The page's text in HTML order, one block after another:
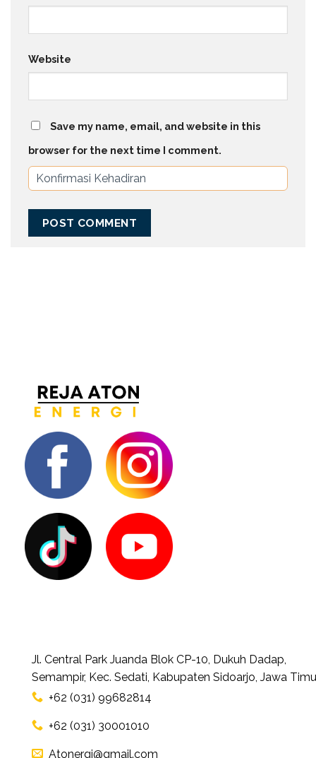
Website
Save my name, email, and website in this
browser for the next time I comment.
Jl. Central Park Juanda Blok CP-10, Dukuh Dadap,
Semampir, Kec. Sedati, Kabupaten Sidoarjo, Jawa
+62 (031) 99682814
+62 (031) 30001010
Atonergi@gmail.com